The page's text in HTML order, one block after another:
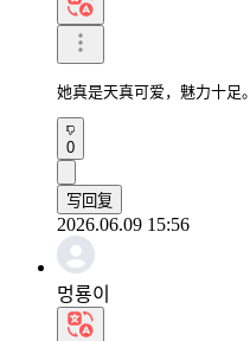
她真是天真可爱，魅力十足。
0
写回复
2026.06.09 15:56
멍룡이